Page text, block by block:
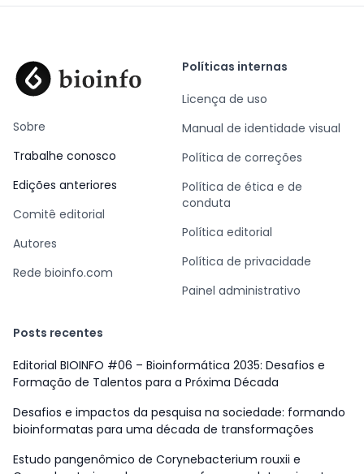
Sobre
Trabalhe conosco
Edições anteriores
Comitê editorial
Autores
Rede bioinfo.com
Políticas internas
Licença de uso
Manual de identidade visual
Política de correções
Política de ética e de
conduta
Política editorial
Política de privacidade
Painel administrativo
Posts recentes
Editorial BIOINFO #06 – Bioinformática 2035: Desafios e
Formação de Talentos para a Próxima Década
Desafios e impactos da pesquisa na sociedade: formando
bioinformatas para uma década de transformações
Estudo pangenômico de Corynebacterium rouxii e